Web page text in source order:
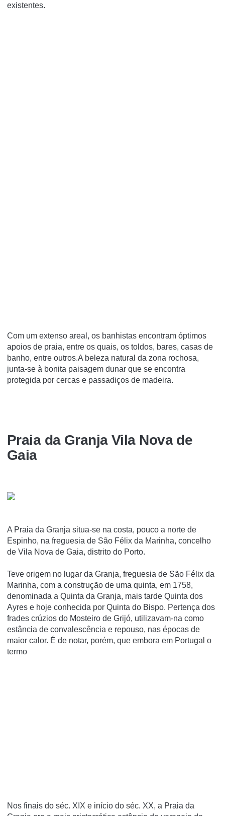
existentes.
Com um extenso areal, os banhistas encontram óptimos
apoios de praia, entre os quais, os toldos, bares, casas de
banho, entre outros.A beleza natural da zona rochosa,
junta-se à bonita paisagem dunar que se encontra
protegida por cercas e passadiços de madeira.
Praia da Granja Vila Nova de
Gaia
A Praia da Granja situa-se na costa, pouco a norte de
Espinho, na freguesia de São Félix da Marinha, concelho
de Vila Nova de Gaia, distrito do Porto.
Teve origem no lugar da Granja, freguesia de São Félix da
Marinha, com a construção de uma quinta, em 1758,
denominada a Quinta da Granja, mais tarde Quinta dos
Ayres e hoje conhecida por Quinta do Bispo. Pertença dos
frades crúzios do Mosteiro de Grijó, utilizavam-na como
estância de convalescência e repouso, nas épocas de
maior calor. É de notar, porém, que embora em Portugal o
termo
Nos finais do séc. XIX e início do séc. XX, a Praia da